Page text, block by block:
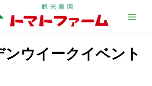
ンウイークイベント